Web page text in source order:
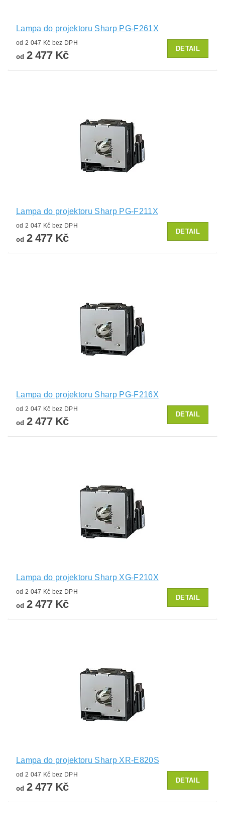
Lampa do projektoru Sharp PG-F261X
od 2 047 Kč bez DPH
od 2 477 Kč
DETAIL
Lampa do projektoru Sharp PG-F211X
od 2 047 Kč bez DPH
od 2 477 Kč
DETAIL
Lampa do projektoru Sharp PG-F216X
od 2 047 Kč bez DPH
od 2 477 Kč
DETAIL
Lampa do projektoru Sharp XG-F210X
od 2 047 Kč bez DPH
od 2 477 Kč
DETAIL
Lampa do projektoru Sharp XR-E820S
od 2 047 Kč bez DPH
od 2 477 Kč
DETAIL